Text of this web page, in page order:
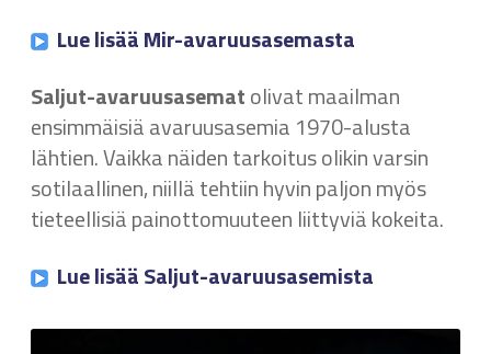
Lue lisää Mir-avaruusasemasta
Saljut-avaruusasematolivat maailman
ensimmäisiä avaruusasemia 1970-alusta
lähtien. Vaikka näiden tarkoitus olikin varsin
sotilaallinen, niillä tehtiin hyvin paljon myös
tieteellisiä painottomuuteen liittyviä kokeita.
Lue lisää Saljut-avaruusasemista